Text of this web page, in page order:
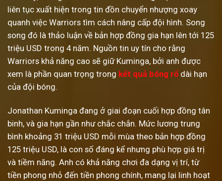
liên tục xuất hiện trong tin đồn chuyển nhượng xoay
quanh việc Warriors tìm cách nâng cấp đội hình. Song
song đó là thảo luận về bản hợp đồng gia hạn lên tới 125
triệu USD trong 4 năm. Nguồn tin uy tín cho rằng
Warriors khả năng cao sẽ giữ Kuminga, bởi anh được
xem là phần quan trọng trong kết quả bóng rổdài hạn
của đội bóng.
Jonathan Kuminga đang ở giai đoạn cuối hợp đồng tân
binh, và gia hạn gần như chắc chắn. Mức lương trung
bình khoảng 31 triệu USD mỗi mùa theo bản hợp đồng
125 triệu USD, là con số đáng kể nhưng phù hợp giá trị
và tiềm năng. Anh có khả năng chơi đa dạng vị trí, từ
tiền phong nhỏ đến tiền phong chính, mang lại linh hoạt